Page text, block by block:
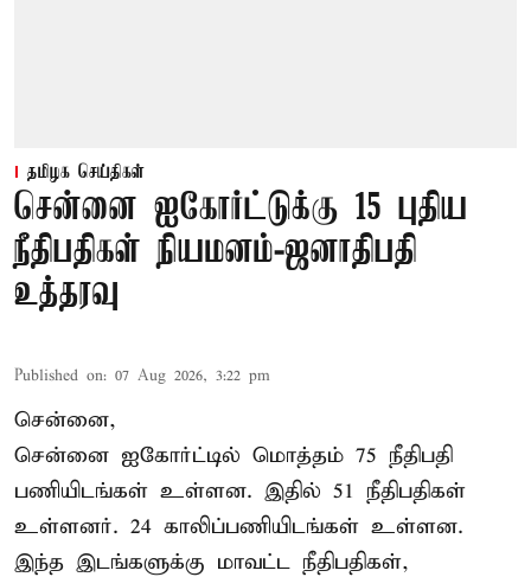
தமிழக செய்திகள்
சென்னை ஐகோர்ட்டுக்கு 15 புதிய
நீதிபதிகள் நியமனம்-ஜனாதிபதி
உத்தரவு
Published on: 07 Aug 2026, 3:22 pm
சென்னை,
சென்னை ஐகோர்ட்டில் மொத்தம் 75 நீதிபதி
பணியிடங்கள் உள்ளன. இதில் 51 நீதிபதிகள்
உள்ளனர். 24 காலிப்பணியிடங்கள் உள்ளன.
இந்த இடங்களுக்கு மாவட்ட நீதிபதிகள்,